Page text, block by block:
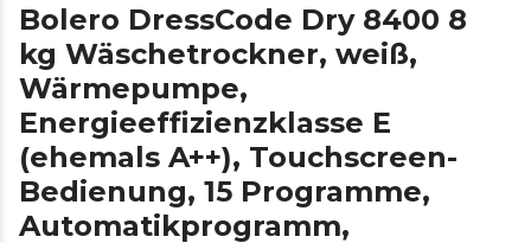
Bolero DressCode Dry 8400 8
kg Wäschetrockner, weiß,
Wärmepumpe,
Energieeffizienzklasse E
(ehemals A++), Touchscreen-
Bedienung, 15 Programme,
Automatikprogramm,